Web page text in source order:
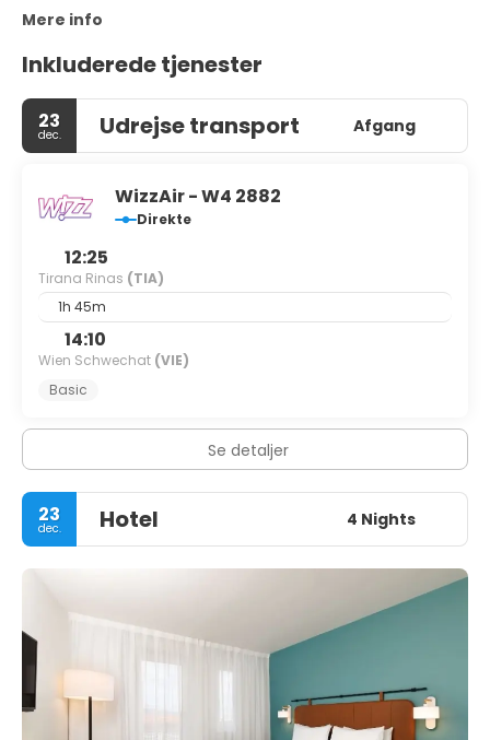
Mere info
Inkluderede tjenester
23
dec. Udrejse transport Afgang
WizzAir - W4 2882
Direkte
12:25
Tirana Rinas (TIA)
1h 45m
14:10
Wien Schwechat (VIE)
Basic
Se detaljer
23
dec. Hotel 4 Nights